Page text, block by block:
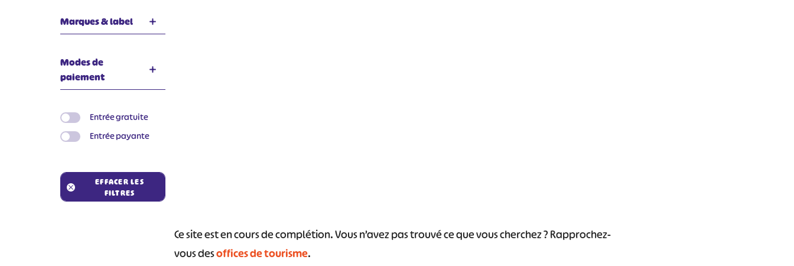
Marques & label
Modes de
paiement
Entrée gratuite
Entrée payante
EFFACER LES
FILTRES
Ce site est en cours de complétion. Vous n’avez pas trouvé ce que vous cherchez ? Rapprochez-
vous desoffices de tourisme.